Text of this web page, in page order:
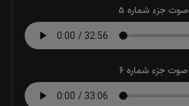
صوت جزء شماره 5
صوت جزء شماره 6